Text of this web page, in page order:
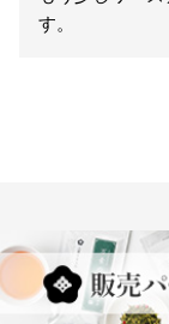
す。